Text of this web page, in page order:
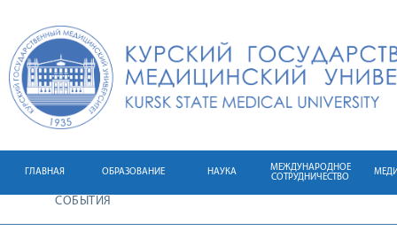
ГЛАВНАЯ ОБРАЗОВАНИЕ НАУКА
МЕЖДУНАРОДНОЕ
СОТРУДНИЧЕСТВО
СОБЫТИЯ